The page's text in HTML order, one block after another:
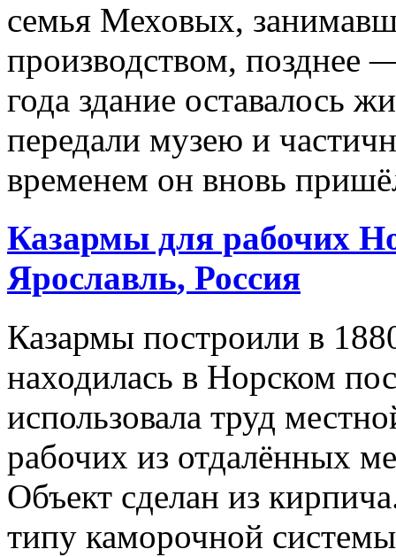
семья Меховых,
производством,
года здание оставалось
передали музею и
временем он вновь
Казармы для рабочих
Ярославль, Россия
Казармы построили в
находилась в Норском
использовала труд
рабочих из отдалённых
Объект сделан из
типу каморочной